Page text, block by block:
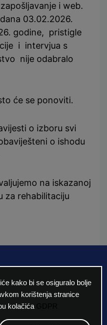
kako bi se osiguralo bolje
korištenja stranice
kolačića
i web.
03.02.2026.
godine, pristigle
i intervjua s
nije odabralo
će se ponoviti.
o izboru svi
o ishodu
na iskazanoj
za rehabilitaciju